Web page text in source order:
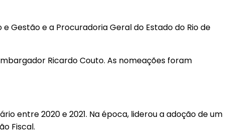
Gestão e a Procuradoria Geral do Estado do Rio de
Ricardo Couto. As nomeações foram
entre 2020 e 2021. Na época, liderou a adoção de um
Fiscal.